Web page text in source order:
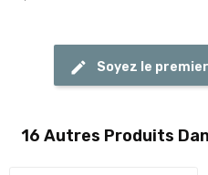
Soyez le
16 Autres Produits